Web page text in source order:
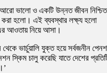
আরো ভালো ও একটি উন্নত জীবন নিশ্চিত
করা হলো। এই ব্যবস্থার লক্ষ্য হলো
আওতায় নিয়ে আসা।
ভার্চুয়ালি যুক্ত হয়ে সর্বজনীন
স্কিম চালু করেছি যাতে দেশের